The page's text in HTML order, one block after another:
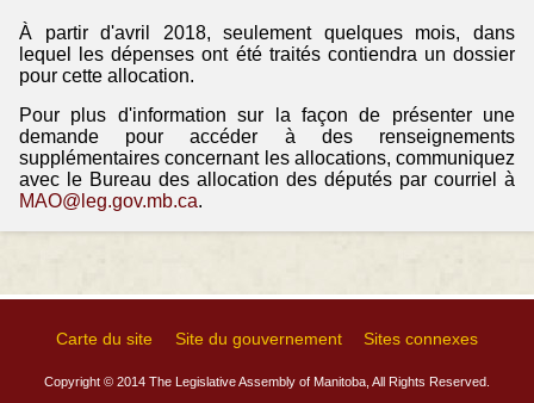
À partir d'avril 2018, seulement quelques mois, dans
lequel les dépenses ont été traités contiendra un dossier
pour cette allocation.
Pour plus d'information sur la façon de présenter une
demande pour accéder à des renseignements
supplémentaires concernant les allocations, communiquez
avec le Bureau des allocation des députés par courriel à
MAO@leg.gov.mb.ca.
Carte du site Site du gouvernement Sites connexes
Copyright © 2014 The Legislative Assembly of Manitoba, All Rights Reserved.